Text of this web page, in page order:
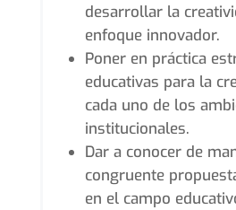
desarrollar la
enfoque innovador.
Poner en práctica
educativas para la
cada uno de los
institucionales.
Dar a conocer de
congruente
en el campo